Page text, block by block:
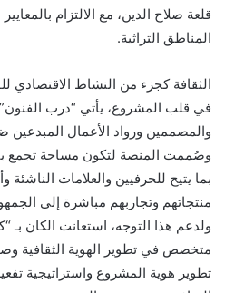
قلعة صلاح الدين، مع الالتزام
المناطق التراثية.
الثقافة كجزء من النشاط الاقتصادي
في قلب المشروع، يأتي “درب
والمصممين ورواد الأعمال المبدعين
وصُممت المنصة لتكون مساحة تجمع
بما يتيح للحرفيين والعلامات
منتجاتهم وتجاربهم مباشرة إلى
ولدعم هذا التوجه، استعانت الكان بـ
متخصص في تطوير الهوية الثقافية
تطوير هوية المشروع واستراتيجية